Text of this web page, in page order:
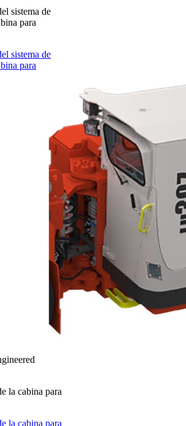
sistema de
para
sistema de
para
la cabina para
la cabina para